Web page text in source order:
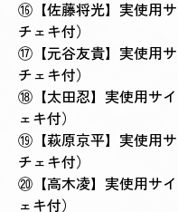
⑯【佐藤将光】実使用
チェキ付）
⑰【元谷友貴】実使用
チェキ付）
⑱【太田忍】実使用サ
ェキ付）
⑲【萩原京平】実使用
チェキ付）
⑳【高木凌】実使用サ
ェキ付）